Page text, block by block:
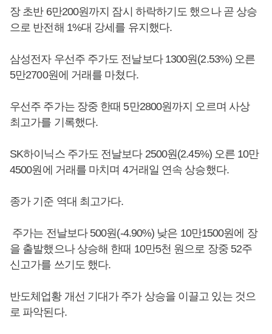
장 초반 6만200원까지 잠시 하락하기도 했으나 곧 상승
으로 반전해 1%대 강세를 유지했다.
삼성전자 우선주 주가도 전날보다 1300원(2.53%) 오른
5만2700원에 거래를 마쳤다.
우선주 주가는 장중 한때 5만2800원까지 오르며 사상
최고가를 기록했다.
SK하이닉스 주가도 전날보다 2500원(2.45%) 오른 10만
4500원에 거래를 마치며 4거래일 연속 상승했다.
종가 기준 역대 최고가다.
주가는 전날보다 500원(-4.90%) 낮은 10만1500원에 장
을 출발했으나 상승해 한때 10만5천 원으로 장중 52주
신고가를 쓰기도 했다.
반도체업황 개선 기대가 주가 상승을 이끌고 있는 것으
로 파악된다.